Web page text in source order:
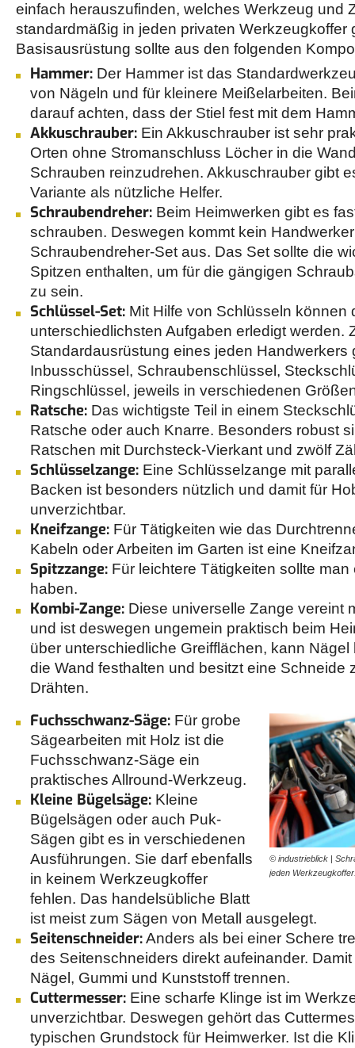
einfach herauszufinden, welches Werkzeug und
standardmäßig in jeden privaten Werkzeugkoffer
Basisausrüstung sollte aus den folgenden
Hammer: Der Hammer ist das
von Nägeln und für kleinere Meißelarbeiten.
darauf achten, dass der Stiel fest mit dem
Akkuschrauber: Ein Akkuschrauber ist sehr
Orten ohne Stromanschluss Löcher in die
Schrauben reinzudrehen. Akkuschrauber gibt
Variante als nützliche Helfer.
Schraubendreher: Beim Heimwerken gibt es
schrauben. Deswegen kommt kein
Schraubendreher-Set aus. Das Set sollte die
Spitzen enthalten, um für die gängigen
zu sein.
Schlüssel-Set: Mit Hilfe von Schlüsseln können
unterschiedlichsten Aufgaben erledigt werden.
Standardausrüstung eines jeden Handwerkers
Inbusschüssel, Schraubenschlüssel,
Ringschlüssel, jeweils in verschiedenen
Ratsche: Das wichtigste Teil in einem
Ratsche oder auch Knarre. Besonders robust
Ratschen mit Durchsteck-Vierkant und zwölf
Schlüsselzange: Eine Schlüsselzange mit
Backen ist besonders nützlich und damit für
unverzichtbar.
Kneifzange: Für Tätigkeiten wie das
Kabeln oder Arbeiten im Garten ist eine
Spitzzange: Für leichtere Tätigkeiten sollte
haben.
Kombi-Zange: Diese universelle Zange vereint
und ist deswegen ungemein praktisch beim
über unterschiedliche Greifflächen, kann
die Wand festhalten und besitzt eine Schneide
Drähten.
© industrieblick |
jeden
Fuchsschwanz-Säge: Für grobe
Sägearbeiten mit Holz ist die
Fuchsschwanz-Säge ein
praktisches Allround-Werkzeug.
Kleine Bügelsäge: Kleine
Bügelsägen oder auch Puk-
Sägen gibt es in verschiedenen
Ausführungen. Sie darf ebenfalls
in keinem Werkzeugkoffer
fehlen. Das handelsübliche Blatt
ist meist zum Sägen von Metall ausgelegt.
Seitenschneider:Anders als bei einer Schere
des Seitenschneiders direkt aufeinander.
Nägel, Gummi und Kunststoff trennen.
Cuttermesser: Eine scharfe Klinge ist im
unverzichtbar. Deswegen gehört das
typischen Grundstock für Heimwerker. Ist die